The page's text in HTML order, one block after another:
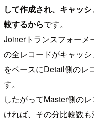
して作成され、キャッ
較するからです。
Joinerトランスフォーメ
の全レコードがキャッ
をベースにDetail側のレ
す。
したがってMaster側の
ければ、その分比較数